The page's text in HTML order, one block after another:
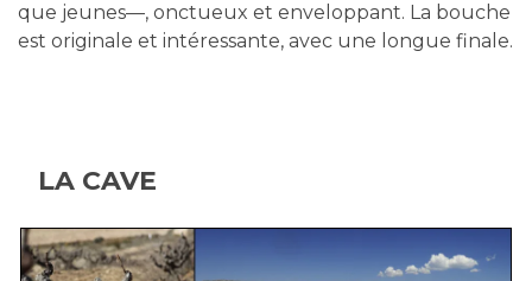
que jeunes—, onctueux et enveloppant. La bouche
est originale et intéressante, avec une longue finale.
LA CAVE